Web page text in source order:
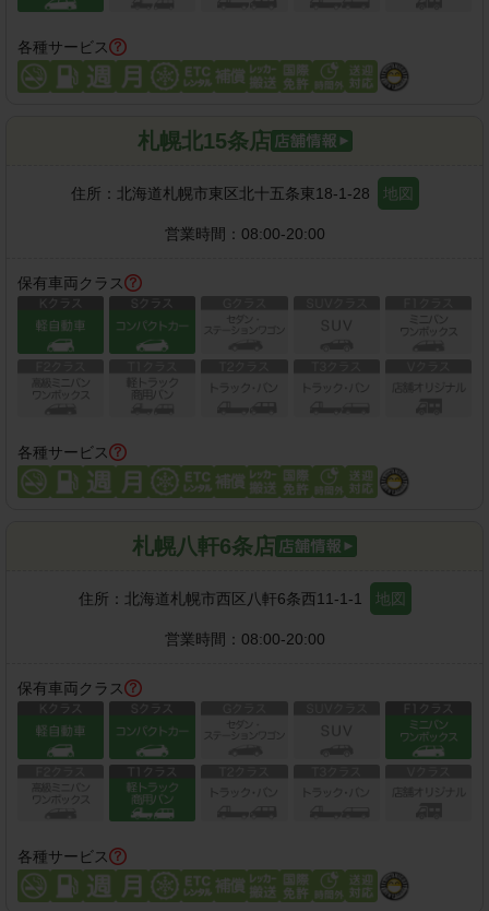
各種サービス
札幌北15条店
住所： 北海道札幌市東区北十五条東18-1-28 地図
営業時間： 08:00-20:00
保有車両クラス
各種サービス
札幌八軒6条店
住所： 北海道札幌市西区八軒6条西11-1-1 地図
営業時間： 08:00-20:00
保有車両クラス
各種サービス